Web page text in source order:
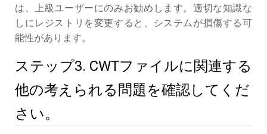
は、上級ユーザーにのみお勧めします。適切な知識な
しにレジストリを変更すると、システムが損傷する可
能性があります。
ステップ3. CWTファイルに関連する
他の考えられる問題を確認してくだ
さい。